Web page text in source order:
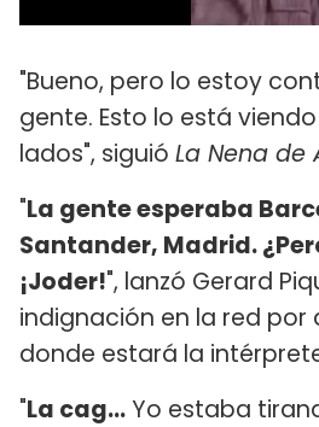
"Bueno, pero lo estoy
gente. Esto lo está
lados", siguió La Nena de
"La gente esperaba
Santander, Madrid.
¡Joder!", lanzó Gerard
indignación en la red por
donde estará la
"La cag...Yo estaba